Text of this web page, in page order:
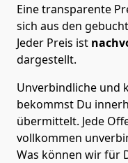
Eine transparente
sich aus den
Jeder Preis ist
dargestellt.
Unverbindliche und
bekommst Du
übermittelt. Jede
vollkommen
Was können wir für